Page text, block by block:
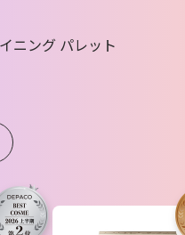
ニング パレット